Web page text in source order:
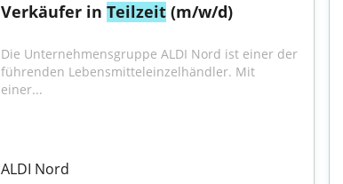
Verkäufer in Teilzeit (m/w/d)
Die Unternehmensgruppe ALDI Nord ist einer der
führenden Lebensmitteleinzelhändler. Mit
einer...
ALDI Nord